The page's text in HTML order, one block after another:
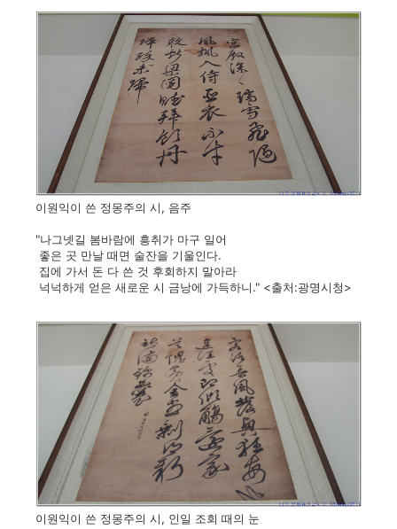
이원익이 쓴 정몽주의 시, 음주
"나그넷길 봄바람에 흥취가 마구 일어
좋은 곳 만날 때면 술잔을 기울인다.
집에 가서 돈 다 쓴 것 후회하지 말아라
넉넉하게 얻은 새로운 시 금낭에 가득하니." <출처:광명시청>
이원익이 쓴 정몽주의 시, 인일 조회 때의 눈